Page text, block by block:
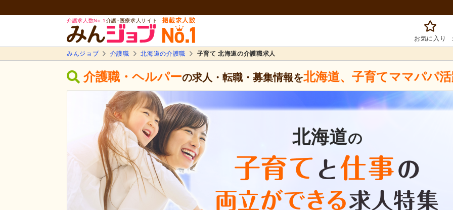
介護求人数No.1 介護･医療求人サイト
お気に入り
みんジョブ 介護職 北海道の介護職 子育て 北海道の介護職求人
介護職・ヘルパーの求人・転職・募集情報を北海道、 子育てママパパ
北海道の